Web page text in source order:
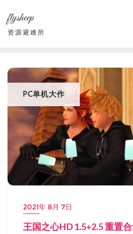
content
flysheep
资源避难所
PC单机大作
2021年 8月 7日
王国之心HD 1.5+2.5 重置